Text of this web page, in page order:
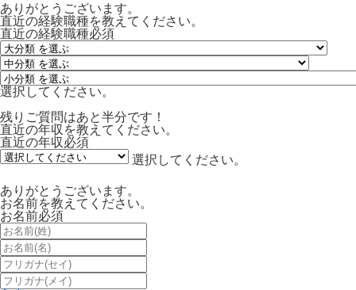
ありがとうございます。
直近の経験職種を教えてください。
直近の経験職種必須
選択してください。
残りご質問はあと半分です！
直近の年収を教えてください。
直近の年収必須
選択してください。
ありがとうございます。
お名前を教えてください。
お名前必須